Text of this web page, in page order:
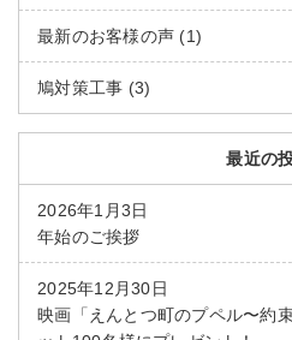
最新のお客様の声 (1)
鳩対策工事 (3)
最近の
2026年1月3日
年始のご挨拶
2025年12月30日
映画「えんとつ町のプペル〜約